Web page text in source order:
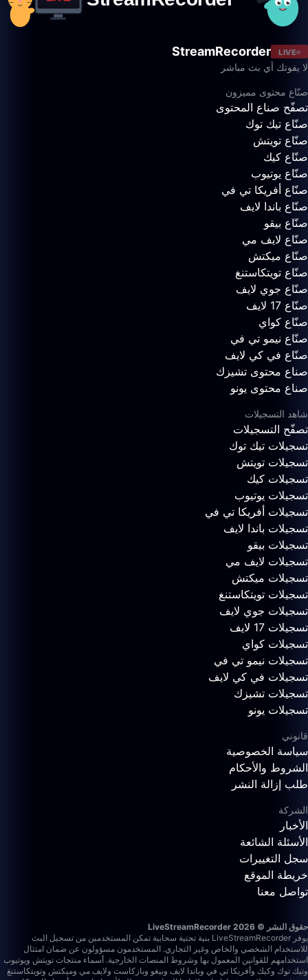
LIVE
StreamRecorder
لا يفوتك أي بث مباشر
صنّاع محتوى مميزون
تصفّح صناع المحتوى
صنّاع تيك توك
صنّاع تويتش
صنّاع كيك
صنّاع يوتيوب
صنّاع أفريكا تي في
صنّاع باندا لايف
صنّاع بيقو
صنّاع لايف مي
صنّاع ميكتش
صنّاع تويتكاستنغ
صنّاع جوي لايف
صنّاع 17 لايف
صنّاع كواي
صنّاع نيمو تي في
صنّاع في كي لايف
صناع محتوى تشيزك
صناع محتوى يونو
شاهد التسجيلات
تصفّح التسجيلات
تسجيلات تيك توك
تسجيلات تويتش
تسجيلات كيك
تسجيلات يوتيوب
تسجيلات أفريكا تي في
تسجيلات باندا لايف
تسجيلات بيقو
تسجيلات لايف مي
تسجيلات ميكتش
تسجيلات تويتكاستنغ
تسجيلات جوي لايف
تسجيلات 17 لايف
تسجيلات كواي
تسجيلات نيمو تي في
تسجيلات في كي لايف
تسجيلات تشيزك
تسجيلات يونو
قانوني
سياسة الخصوصية
الشروط والأحكام
طلب إزالة النشر
الشركة
الأخبار
الأسئلة الشائعة
سجل التغييرات
خريطة الموقع
تواصل معنا
حقوق النشر © 2026 LiveStreamRecorder
يوفر LiveStreamRecorder بنية تحتية سحابية تمكن المستخدمين من تسجيل البث
للاستخدام الشخصي والخاص وغير التجاري. المستخدمون مسؤولون عن ضمان امتثال
استخدامهم للقوانين المعمول بها وشروط المنصات الخارجية. أسماء منتجات تويتش ويوتيوب
وتيك توك وكيك وأفريكا تي في وباندا لايف وبيغو وبازكاست ولايف مي وميكتش وتويتكاستنغ